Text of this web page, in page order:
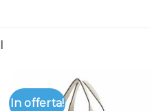
In offerta!